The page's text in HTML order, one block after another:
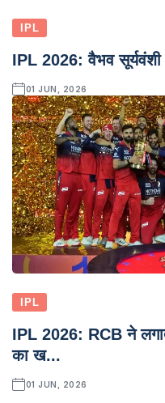
IPL
IPL 2026: वैभव
01 JUN, 2026
IPL
IPL 2026: RCB ने
का ख...
01 JUN, 2026